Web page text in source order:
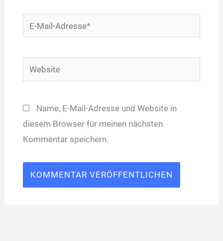
Mail-
Website
Name, E-Mail-Adresse und Website in
diesem Browser für meinen nächsten
Kommentar speichern.